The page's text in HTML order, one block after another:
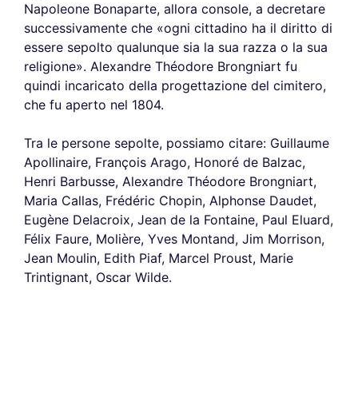
Napoleone Bonaparte, allora console, a decretare
successivamente che «ogni cittadino ha il diritto di
essere sepolto qualunque sia la sua razza o la sua
religione». Alexandre Théodore Brongniart fu
quindi incaricato della progettazione del cimitero,
che fu aperto nel 1804.
Tra le persone sepolte, possiamo citare: Guillaume
Apollinaire, François Arago, Honoré de Balzac,
Henri Barbusse, Alexandre Théodore Brongniart,
Maria Callas, Frédéric Chopin, Alphonse Daudet,
Eugène Delacroix, Jean de la Fontaine, Paul Eluard,
Félix Faure, Molière, Yves Montand, Jim Morrison,
Jean Moulin, Edith Piaf, Marcel Proust, Marie
Trintignant, Oscar Wilde.